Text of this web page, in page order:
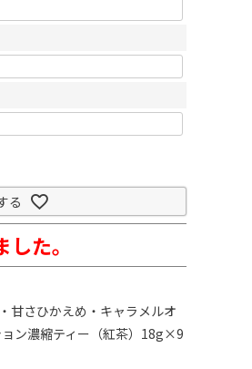
る
た。
甘さひかえめ・キャラメルオ
ン濃縮ティー（紅茶）18g×9